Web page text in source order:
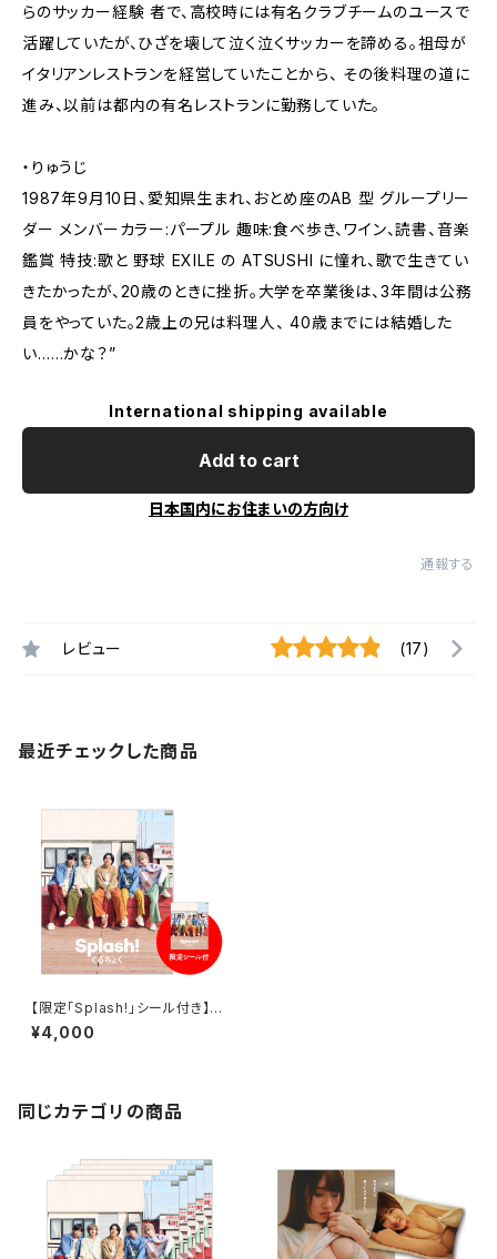
らのサッカー経験 者で、高校時には有名クラブチームのユースで
活躍していたが、ひざを壊して泣く泣くサッカーを諦める。祖母が
イタリアンレストランを経営していたことから、 その後料理の道に
進み、以前は都内の有名レストランに勤務していた。
・りゅうじ
1987年9月10日、愛知県生まれ、おとめ座のAB 型 グループリー
ダー メンバーカラー:パープル 趣味:食べ歩き、ワイン、読書、音楽
鑑賞 特技:歌と 野球 EXILE の ATSUSHI に憧れ、歌で生きてい
きたかったが、20歳のときに挫折。大学を卒業後は、3年間は公務
員をやっていた。2歳上の兄は料理人、 40歳までには結婚した
い……かな？”
International shipping available
Add to cart
日本国内にお住まいの方向け
通報する
レビュー (17)
最近チェックした商品
【限定「Splash!」シール付き】『ぐ
るちょく 1st 写真集 Splas
h!』“5人表紙”通常版
¥4,000
同じカテゴリの商品